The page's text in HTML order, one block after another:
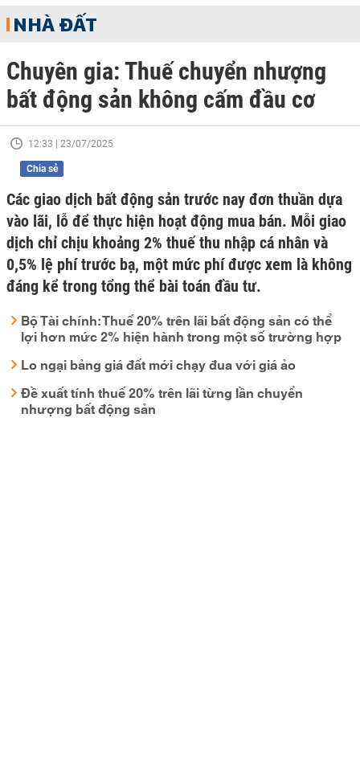
NHÀ ĐẤT
Chuyên gia: Thuế chuyển nhượng
bất động sản không cấm đầu cơ
12:33 | 23/07/2025
Chia sẻ
Các giao dịch bất động sản trước nay đơn thuần dựa
vào lãi, lỗ để thực hiện hoạt động mua bán. Mỗi giao
dịch chỉ chịu khoảng 2% thuế thu nhập cá nhân và
0,5% lệ phí trước bạ, một mức phí được xem là không
đáng kể trong tổng thể bài toán đầu tư.
Bộ Tài chính: Thuế 20% trên lãi bất động sản có thể
lợi hơn mức 2% hiện hành trong một số trường hợp
Lo ngại bảng giá đất mới chạy đua với giá ảo
Đề xuất tính thuế 20% trên lãi từng lần chuyển
nhượng bất động sản